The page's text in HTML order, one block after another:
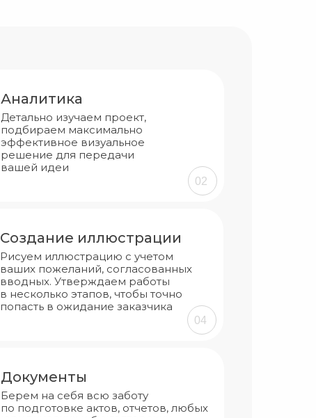
Аналитика
Детально изучаем проект,
подбираем максимально
эффективное визуальное
решение для передачи
вашей идеи
02
Создание иллюстрации
Рисуем иллюстрацию с учетом
ваших пожеланий, согласованных
вводных. Утверждаем работы
в несколько этапов, чтобы точно
попасть в ожидание заказчика
04
Документы
Берем на себя всю заботу
по подготовке актов, отчетов, любых